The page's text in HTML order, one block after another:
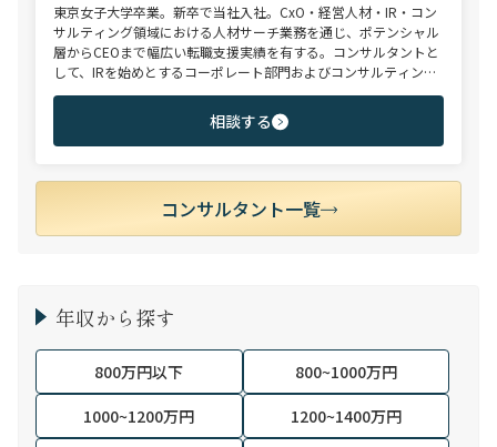
東京女子大学卒業。新卒で当社入社。CxO・経営人材・IR・コン
サルティング領域における人材サーチ業務を通じ、ポテンシャル
層からCEOまで幅広い転職支援実績を有する。コンサルタントと
して、IRを始めとするコーポレート部門およびコンサルティング
ファーム領域を中心に担当。未経験・ポテンシャル層からミド
ル・ハイクラス層まで、年代・職階を問わず幅広くご支援可能。
相談する
コンサルタント一覧
年収から探す
800万円以下
800~1000万円
1000~1200万円
1200~1400万円